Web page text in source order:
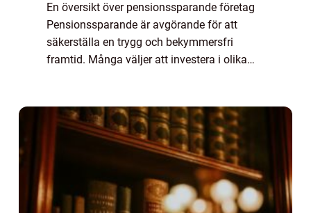
En översikt över pensionssparande företag
Pensionssparande är avgörande för att
säkerställa en trygg och bekymmersfri
framtid. Många väljer att investera i olika
pensio...